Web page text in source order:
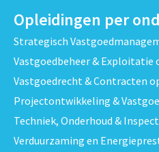
Opleidingen per
Strategisch
Vastgoedbeheer & Exploitatie
Vastgoedrecht & Contracten
Projectontwikkeling &
Techniek, Onderhoud &
Verduurzaming en